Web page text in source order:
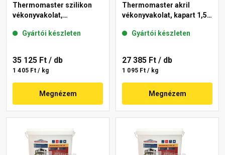
Thermomaster szilikon
vékonyvakolat,
43-D 25 kg
Gyártói készleten
35 125 Ft / db
1 405 Ft / kg
Megnézem
Thermomaster akril
vékonyvakolat, kapart 1,5
Gyártói készleten
27 385 Ft / db
1 095 Ft / kg
Megnézem